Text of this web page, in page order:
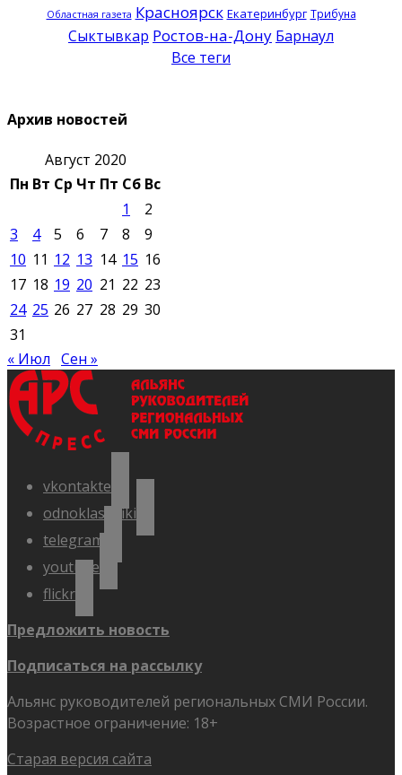
Областная газета Красноярск Екатеринбург Трибуна
Сыктывкар Ростов-на-Дону Барнаул
Все теги
Архив новостей
Август 2020
Пн Вт Ср Чт Пт Сб Вс
1
2
3
4 5 6 7 8
9
10 11 12 13 14 15 16
17 18 19 20 21 22 23
24 25 26 27 28 29 30
31
« Июл Сен »
vkontakte
odnoklassniki
telegram
youtube
flickr
Предложить новость
Подписаться на рассылку
Альянс руководителей региональных СМИ России.
Возрастное ограничение: 18+
Старая версия сайта